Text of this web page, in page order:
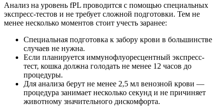
Анализ на уровень fPL проводится с помощью специальных
экспресс-тестов и не требует сложной подготовки. Тем не
менее несколько моментов стоит учесть заранее:
Специальная подготовка к забору крови в большинстве
случаев не нужна.
Если планируется иммунофлуоресцентный экспресс-
тест, кошка должна голодать не менее 12 часов до
процедуры.
Для анализа берут не менее 2,5 мл венозной крови —
процедура занимает несколько секунд и не причиняет
животному значительного дискомфорта.